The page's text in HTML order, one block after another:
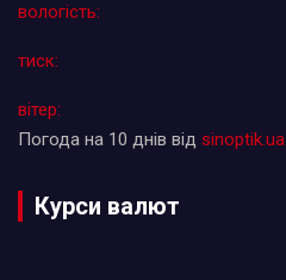
вологість:
тиск:
вітер:
Погода на 10 днів від sinoptik.ua
Курси валют